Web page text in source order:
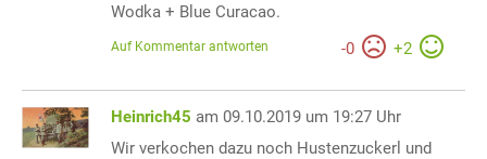
Wodka + Blue Curacao.
-0 +2
Auf Kommentar antworten
Heinrich45 am 09.10.2019 um 19:27 Uhr
Wir verkochen dazu noch Hustenzuckerl und